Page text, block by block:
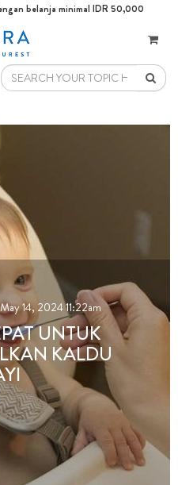
belanja minimal IDR 50,000
May 14, 2024 11:22am
UNTUK
KALDU